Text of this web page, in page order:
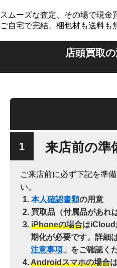
スムーズな査定、その場で現金
ご自宅で完結、梱包材も送料
店頭買取
来店前の準
ご来店前に必ず下記を準
い。
本人確認書類の用意
買取品（付属品があれ
iPhoneの場合はiCloud
期化が必要です。詳細
注意事項 」をご確認く
Androidスマホの場合